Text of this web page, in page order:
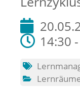
14:30